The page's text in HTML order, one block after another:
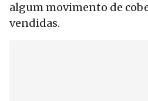
algum movimento de
vendidas.